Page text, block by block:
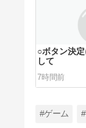
○ボタン決
して
7時間前
#ゲーム